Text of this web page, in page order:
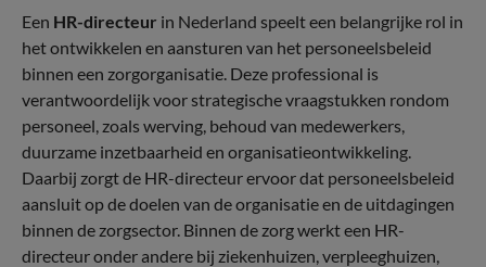
Een HR-directeur in Nederland speelt een belangrijke rol in
het ontwikkelen en aansturen van het personeelsbeleid
binnen een zorgorganisatie. Deze professional is
verantwoordelijk voor strategische vraagstukken rondom
personeel, zoals werving, behoud van medewerkers,
duurzame inzetbaarheid en organisatieontwikkeling.
Daarbij zorgt de HR-directeur ervoor dat personeelsbeleid
aansluit op de doelen van de organisatie en de uitdagingen
binnen de zorgsector. Binnen de zorg werkt een HR-
directeur onder andere bij ziekenhuizen, verpleeghuizen,